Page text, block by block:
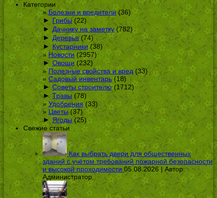
Категории
Болезни и вредители(36)
► Грибы(22)
► Дачнику на заметку(782)
► Деревья(74)
► Кустарники(38)
Новости(2957)
► Овощи(232)
Полезные свойства и вред(33)
Садовый инвентарь (18)
► Советы строителю(1712)
► Травы(78)
Удобрения(33)
Цветы(37)
► Ягоды(25)
Свежие статьи
Как выбрать двери для общественных
зданий с учётом требований пожарной безопасности
и высокой проходимости 05.08.2026 | Автор:
Администратор